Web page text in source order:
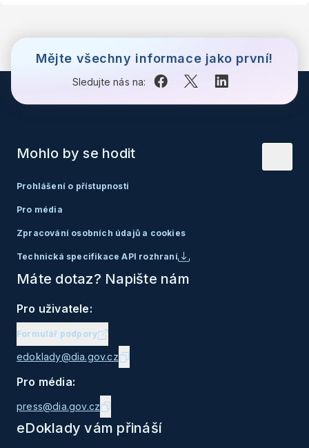
Mějte všechny informace jako první!
Sledujte nás na:
Mohlo by se hodit
Prohlášení o přístupnosti
Pro média
Zpracování osobních údajů a cookies
Technická specifikace API rozhraní
Máte dotaz? Napište nám
Pro uživatele:
Formulář podpory
edoklady@dia.gov.cz
Pro média:
press@dia.gov.cz
eDoklady vám přináší